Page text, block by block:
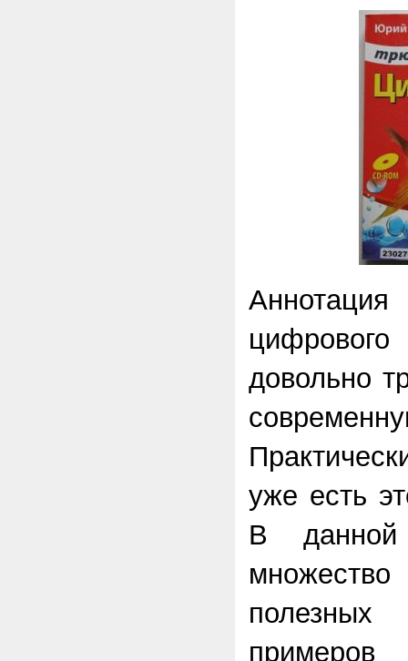
довольно
уже есть
В данной
примеров